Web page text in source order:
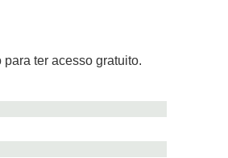
para ter acesso gratuito.